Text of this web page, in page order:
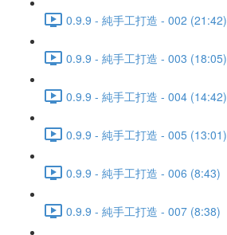
0.9.9 - 純手工打造 - 002 (21:42)
0.9.9 - 純手工打造 - 003 (18:05)
0.9.9 - 純手工打造 - 004 (14:42)
0.9.9 - 純手工打造 - 005 (13:01)
0.9.9 - 純手工打造 - 006 (8:43)
0.9.9 - 純手工打造 - 007 (8:38)